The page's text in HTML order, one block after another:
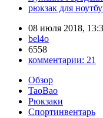
рюкзак для
08 июля 2018,
bel4o
6558
комментарии: 21
Обзор
TaoBao
Рюкзаки
Спортинвентарь